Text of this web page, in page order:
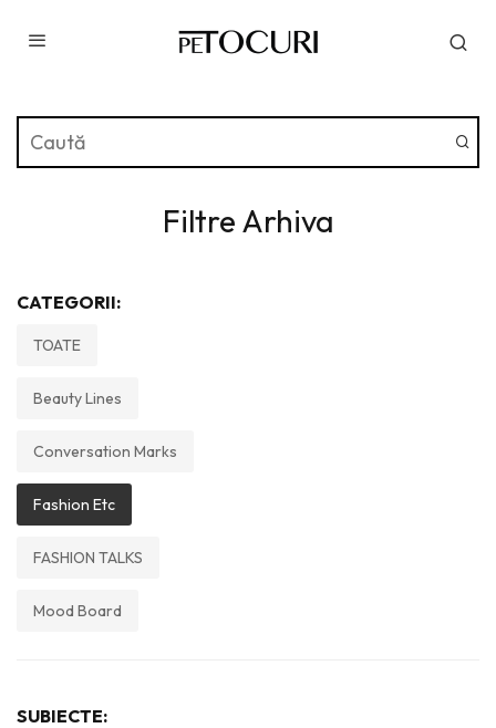
Filtre Arhiva
CATEGORII:
TOATE
Beauty Lines
Conversation Marks
Fashion Etc
FASHION TALKS
Mood Board
SUBIECTE: